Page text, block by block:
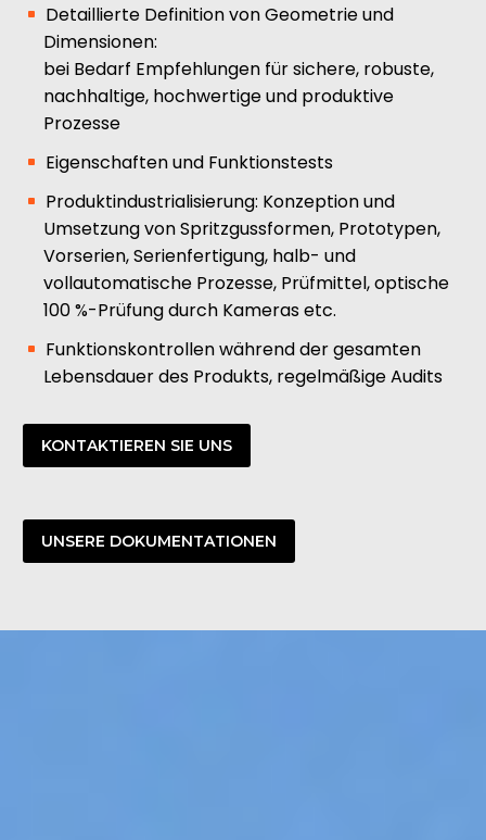
Detaillierte Definition von Geometrie und
Dimensionen:
bei Bedarf Empfehlungen für sichere, robuste,
nachhaltige, hochwertige und produktive
Prozesse
Eigenschaften und Funktionstests
Produktindustrialisierung: Konzeption und
Umsetzung von Spritzgussformen, Prototypen,
Vorserien, Serienfertigung, halb- und
vollautomatische Prozesse, Prüfmittel, optische
100 %-Prüfung durch Kameras etc.
Funktionskontrollen während der gesamten
Lebensdauer des Produkts, regelmäßige Audits
KONTAKTIEREN SIE UNS
UNSERE DOKUMENTATIONEN